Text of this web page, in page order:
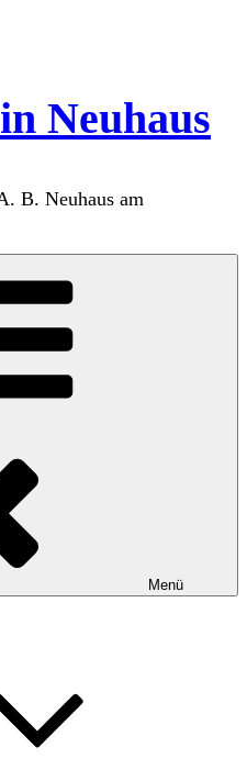
Neuhaus
B. Neuhaus am
Menü